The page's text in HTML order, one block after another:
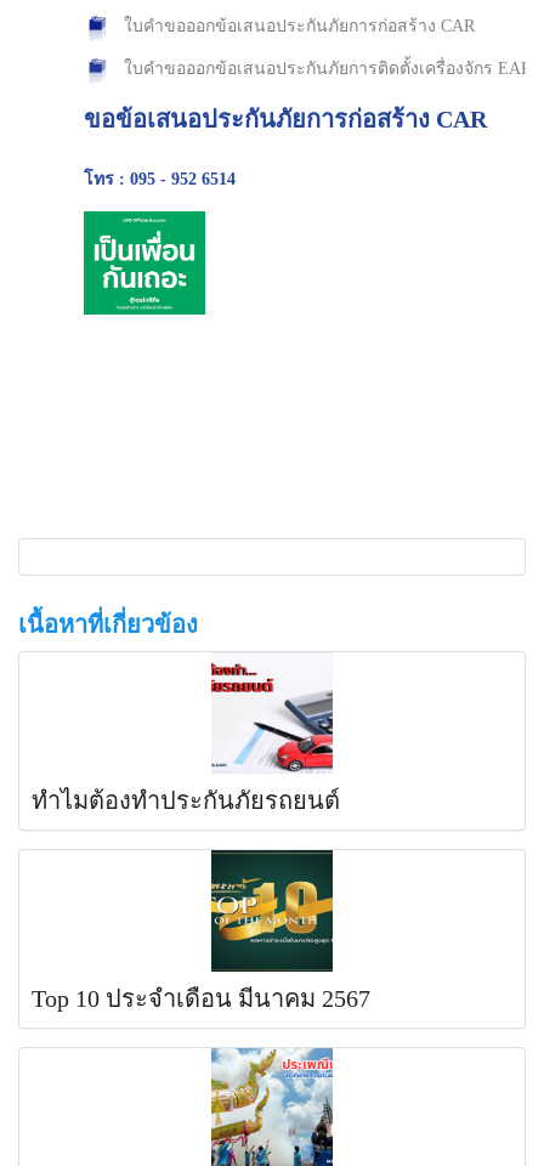
ใบคำขอออกข้อเสนอประกันภัยการก่อสร้าง CAR
ใบคำขอออกข้อเสนอประกันภัยการติดตั้งเครื่องจักร EAR
ขอข้อเสนอประกันภัยการก่อสร้าง CAR
โทร : 095 - 952 6514
เนื้อหาที่เกี่ยวข้อง
ทำไมต้องทำประกันภัยรถยนต์
Top 10 ประจำเดือน มีนาคม 2567